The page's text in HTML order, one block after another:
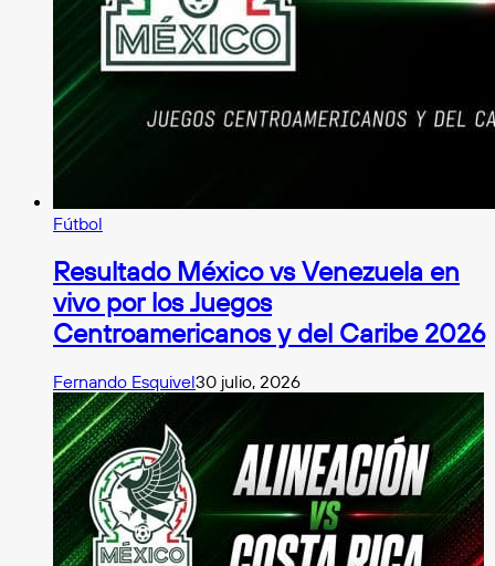
Fútbol
Resultado México vs Venezuela en
vivo por los Juegos
Centroamericanos y del Caribe 2026
Fernando Esquivel30 julio, 2026